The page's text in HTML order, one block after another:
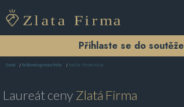
Přihlaste se do soutěže
Domů Reklamní agentura Praha Smile Promotion
Laureát cenyZlatá Firma